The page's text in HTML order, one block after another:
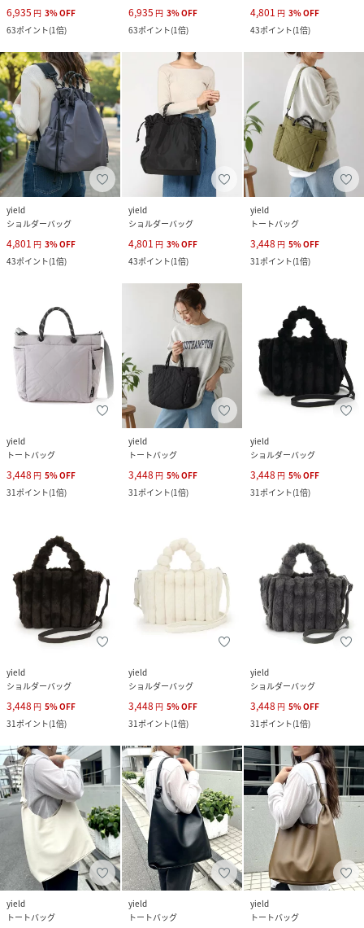
6,935 円 3%OFF
63ポイント(1倍)
6,935 円 3%OFF
63ポイント(1倍)
4,801 円 3%OFF
43ポイント(1倍)
yield
ショルダーバッグ
4,801 円 3%OFF
43ポイント(1倍)
yield
ショルダーバッグ
4,801 円 3%OFF
43ポイント(1倍)
yield
トートバッグ
3,448 円 5%OFF
31ポイント(1倍)
yield
トートバッグ
3,448 円 5%OFF
31ポイント(1倍)
yield
トートバッグ
3,448 円 5%OFF
31ポイント(1倍)
yield
ショルダーバッグ
3,448 円 5%OFF
31ポイント(1倍)
yield
ショルダーバッグ
3,448 円 5%OFF
31ポイント(1倍)
yield
ショルダーバッグ
3,448 円 5%OFF
31ポイント(1倍)
yield
ショルダーバッグ
3,448 円 5%OFF
31ポイント(1倍)
yield
トートバッグ
yield
トートバッグ
yield
トートバッグ